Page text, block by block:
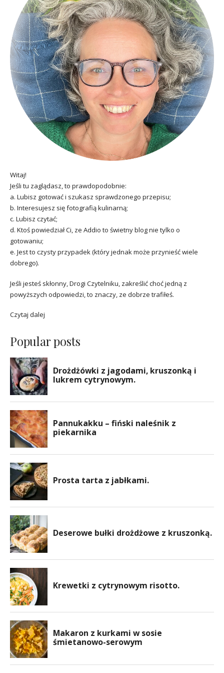
Witaj!
Jeśli tu zaglądasz, to prawdopodobnie:
a. Lubisz gotować i szukasz sprawdzonego przepisu;
b. Interesujesz się fotografią kulinarną;
c. Lubisz czytać;
d. Ktoś powiedział Ci, ze Addio to świetny blog nie tylko o
gotowaniu;
e. Jest to czysty przypadek (który jednak może przynieść wiele
dobrego).
Jeśli jesteś skłonny, Drogi Czytelniku, zakreślić choć jedną z
powyższych odpowiedzi, to znaczy, ze dobrze trafiłeś.
Czytaj dalej
Popular posts